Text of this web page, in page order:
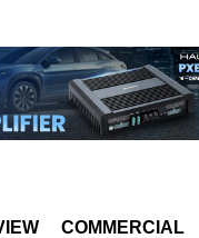
COMMERCIAL